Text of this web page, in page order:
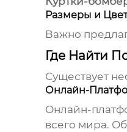
Размеры и
Важно
Где Найти
Существует
Онлайн-
Онлайн-
всего мира.